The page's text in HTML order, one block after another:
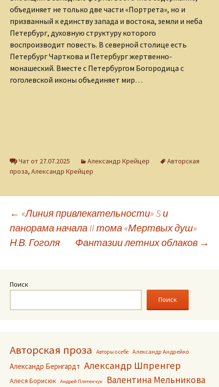
объединяет не только две части «Портрета», но и
призванный к единству запада и востока, земли и неба
Петербург, духовную структуру которого
воспроизводит повесть. В северной столице есть
Петербург Чарткова и Петербург жертвенно-
монашеский. Вместе с Петербургом Богородица с
гоголевской иконы объединяет мир…
Чат от 27.07.2025 Александр Крейцер
Авторская
проза, Александр Крейцер
Навигация
по
записям
← «Линия привлекательности» S и
панорама начала II тома «Мертвых душ»
Н.В. Гоголя
Фантазии летних облаков →
Поиск
Поиск
Авторская проза Авторы о себе Александр Андрейко
Александр Бернгардт Александр Шпренгер
Алеся Борисюк Андрей Плетенчук
Валентина Мельникова